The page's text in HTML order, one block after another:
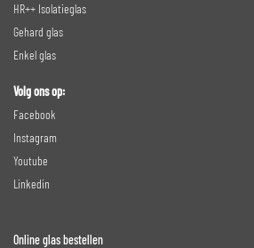
HR++ Isolatieglas
Gehard glas
Enkel glas
Volg ons op:
Facebook
Instagram
Youtube
Linkedin
Online glas bestellen